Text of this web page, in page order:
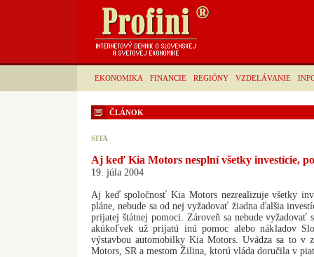
EKONOMIKA FINANCIE REGIÓNY VZDELÁVANIE
ČLÁNOK
SITA
Aj keď Kia Motors nesplní všetky investície,
19. júla 2004
Aj keď spoločnosť Kia Motors nezrealizuje všetky
pláne, nebude sa od nej vyžadovať žiadna ďalšia
prijatej štátnej pomoci. Zároveň sa nebude vyžadovať
akúkoľvek už prijatú inú pomoc alebo nákladov
výstavbou automobilky Kia Motors. Uvádza sa to v
Motors, SR a mestom Žilina, ktorú vláda doručila v